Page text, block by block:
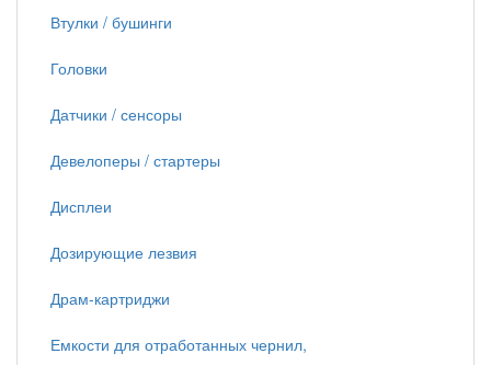
Втулки / бушинги
Головки
Датчики / сенсоры
Девелоперы / стартеры
Дисплеи
Дозирующие лезвия
Драм-картриджи
Емкости для отработанных чернил,